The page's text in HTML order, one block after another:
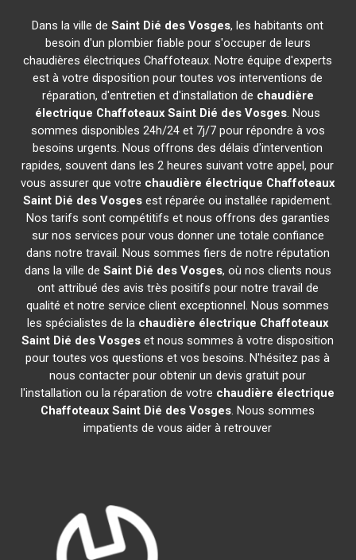
Dans la ville deSaint Dié des Vosges, les habitants ont
besoin d'un plombier fiable pour s'occuper de leurs
chaudières électriques Chaffoteaux. Notre équipe d'experts
est à votre disposition pour toutes vos interventions de
réparation, d'entretien et d'installation de chaudière
électrique Chaffoteaux Saint Dié des Vosges. Nous
sommes disponibles 24h/24 et 7j/7 pour répondre à vos
besoins urgents. Nous offrons des délais d'intervention
rapides, souvent dans les 2 heures suivant votre appel, pour
vous assurer que votre chaudière électrique Chaffoteaux
Saint Dié des Vosges est réparée ou installée rapidement.
Nos tarifs sont compétitifs et nous offrons des garanties
sur nos services pour vous donner une totale confiance
dans notre travail. Nous sommes fiers de notre réputation
dans la ville de Saint Dié des Vosges, où nos clients nous
ont attribué des avis très positifs pour notre travail de
qualité et notre service client exceptionnel. Nous sommes
les spécialistes de la chaudière électrique Chaffoteaux
Saint Dié des Vosges et nous sommes à votre disposition
pour toutes vos questions et vos besoins. N'hésitez pas à
nous contacter pour obtenir un devis gratuit pour
l'installation ou la réparation de votre chaudière électrique
Chaffoteaux Saint Dié des Vosges. Nous sommes
impatients de vous aider à retrouver